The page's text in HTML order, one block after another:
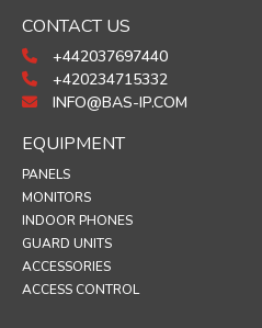
CONTACT US
+442037697440
+420234715332
INFO@BAS-IP.COM
EQUIPMENT
PANELS
MONITORS
INDOOR PHONES
GUARD UNITS
ACCESSORIES
ACCESS CONTROL